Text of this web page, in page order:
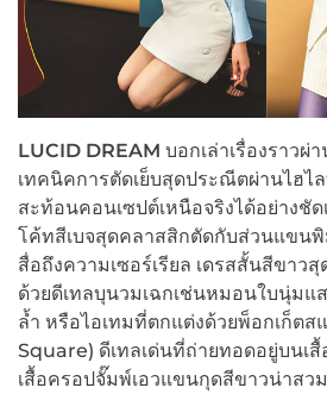
LUCID DREAM บอกเล่าเรื่องราวผ่
เทคนิคการตัดเย็บสุดประณีตผ่านไฮไ
สะท้อนคอนเซปต์เหนือจริงได้อย่างชัด
โค้ทสีเบจสุดคลาสสิกตัดกับส่วนแขน
สื่อถึงความเซอร์เรียล เดรสสั้นสีขาวสุ
ด้วยดีเทลบุนวมเฉกเช่นหมอนใบนุ่มแ
ล้ำ หรือไอเทมที่ตกแต่งด้วยพ็อกเก็ต
Square) ดีเทลเด่นที่ถ่ายทอดอยู่บนเสื้
เสื้อครอปจั๊มพ์เอวแขนกุดสีขาวน่าสว